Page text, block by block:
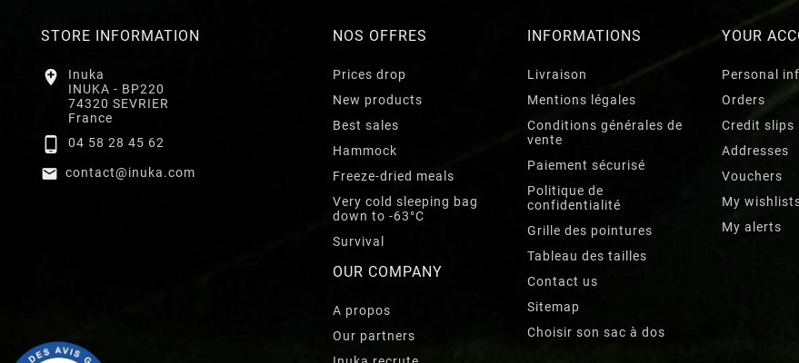
STORE INFORMATION

Inuka
INUKA - BP220
74320 SEVRIER
France
 04 58 28 45 62
 contact@inuka.com
NOS OFFRES
Prices drop
New products
Best sales
Hammock
Freeze-dried meals
Very cold sleeping bag
down to -63°C
Survival
OUR COMPANY
A propos
Our partners
INFORMATIONS
Livraison
Mentions légales
Conditions générales de
vente
Paiement sécurisé
Politique de
confidentialité
Grille des pointures
Tableau des tailles
Contact us
Sitemap
Choisir son sac à dos
YOUR
Personal
Orders
Credit slips
Addresses
Vouchers
My
My alerts